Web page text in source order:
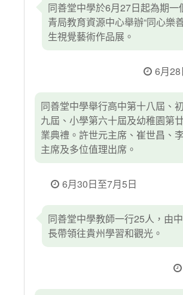
同善堂中學於6月27日起為期一
青局教育資源中心舉辦“同心樂
生視覺藝術作品展。
6月28
同善堂中學舉行高中第十八屆、
九屆、小學第六十屆及幼稚園第
業典禮。許世元主席、崔世昌、
主席及多位值理出席。
6月30日至7月5日
同善堂中學教師一行25人，由
長帶領往貴州學習和觀光。